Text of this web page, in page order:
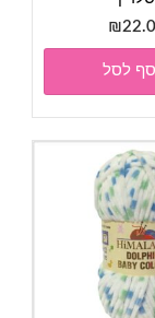
₪
לסל